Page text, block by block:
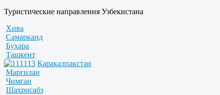
Туристические направления Узбекистана
Хива
Самарканд
Бухара
Ташкент
Каракалпакстан
Маргилан
Чимган
Шахрисабз